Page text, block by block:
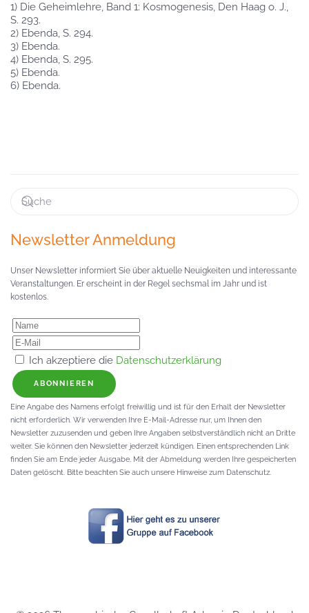
1) Die Geheimlehre, Band 1: Kosmogenesis, Den Haag o. J.,
S. 293.
2) Ebenda, S. 294.
3) Ebenda.
4) Ebenda, S. 295.
5) Ebenda.
6) Ebenda.
Newsletter Anmeldung
Unser Newsletter informiert Sie über aktuelle Neuigkeiten und interessante
Veranstaltungen. Er erscheint in der Regel sechsmal im Jahr und ist
kostenlos.
Ich akzeptiere die Datenschutzerklärung
ABONNIEREN
Eine Angabe des Namens erfolgt freiwillig und ist für den Erhalt der Newsletter
nicht erforderlich. Wir verwenden Ihre E-Mail-Adresse nur, um Ihnen den
Newsletter zuzusenden und geben Ihre Angaben selbstverständlich nicht an Dritte
weiter. Sie können den Newsletter jederzeit kündigen. Einen entsprechenden Link
finden Sie am Ende jeder Ausgabe. Mit der Abmeldung werden Ihre gespeicherten
Daten gelöscht. Bitte beachten Sie auch unsere Hinweise zum Datenschutz.